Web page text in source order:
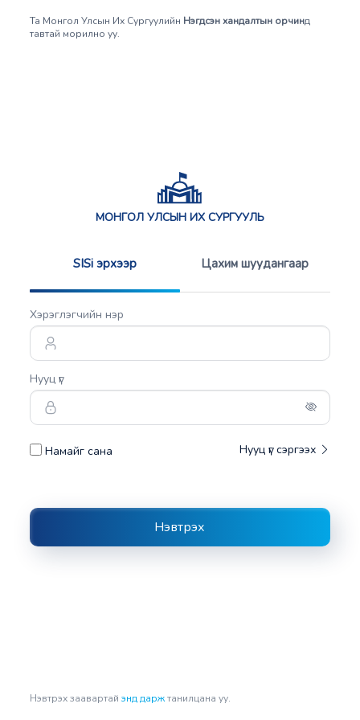
Та Монгол Улсын Их Сургуулийн Нэгдсэн хандалтын орчинд
тавтай морилно уу.
МОНГОЛ УЛСЫН ИХ СУРГУУЛЬ
SISi эрхээр Цахим шуудангаар
Хэрэглэгчийн нэр
Нууц үг
Намайг сана Нууц үг сэргээх
Нэвтрэх заавартайэнд даржтанилцана уу.